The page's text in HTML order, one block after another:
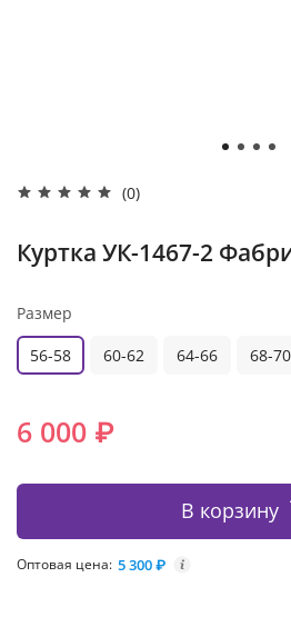
(0)
Куртка УК-1467-2
Размер
56-58
60-62 64-66 68-70
6 000 ₽
В корзину
Оптовая цена: 5 300 ₽ i